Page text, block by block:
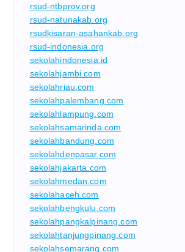
rsud-ntbprov.org
rsud-natunakab.org
rsudkisaran-asahankab.org
rsud-indonesia.org
sekolahindonesia.id
sekolahjambi.com
sekolahriau.com
sekolahpalembang.com
sekolahlampung.com
sekolahsamarinda.com
sekolahbandung.com
sekolahdenpasar.com
sekolahjakarta.com
sekolahmedan.com
sekolahaceh.com
sekolahbengkulu.com
sekolahpangkalpinang.com
sekolahtanjungpinang.com
sekolahsemarang.com